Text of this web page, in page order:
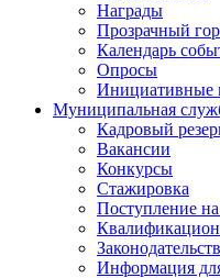
Награды
Прозрачный
Календарь
Опросы
Инициативные
Муниципальная
Кадровый
Вакансии
Конкурсы
Стажировка
Поступление
Информация